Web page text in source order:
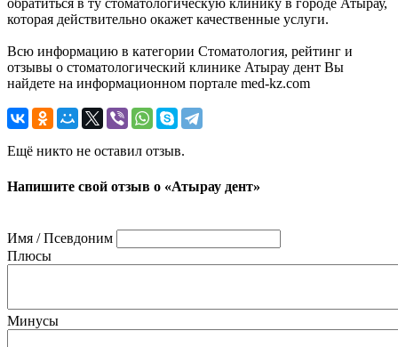
обратиться в ту стоматологическую клинику в городе Атырау,
которая действительно окажет качественные услуги.
Всю информацию в категории Стоматология, рейтинг и
отзывы о стоматологический клинике Атырау дент Вы
найдете на информационном портале med-kz.com
Ещё никто не оставил отзыв.
Напишите свой отзыв о «Атырау дент»
Имя / Псевдоним
Плюсы
Минусы